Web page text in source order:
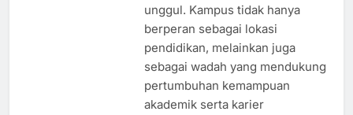
unggul. Kampus tidak hanya
berperan sebagai lokasi
pendidikan, melainkan juga
sebagai wadah yang mendukung
pertumbuhan kemampuan
akademik serta karier